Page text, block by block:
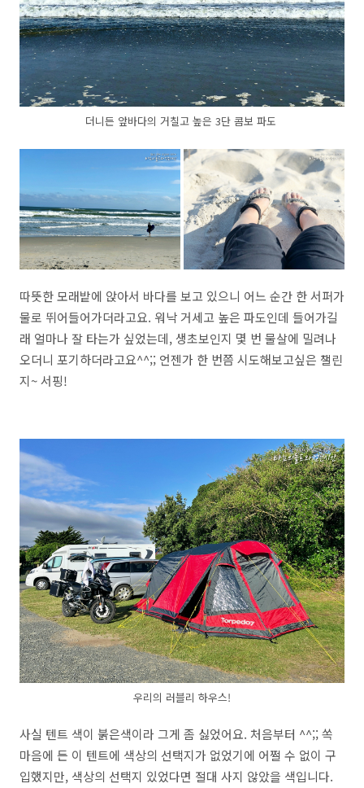
더니든 앞바다의 거칠고 높은 3단 콤보 파도
따뜻한 모래밭에 앉아서 바다를 보고 있으니 어느 순간 한 서퍼가
물로 뛰어들어가더라고요. 워낙 거세고 높은 파도인데 들어가길
래 얼마나 잘 타는가 싶었는데, 생초보인지 몇 번 물살에 밀려나
오더니 포기하더라고요^^;; 언젠가 한 번쯤 시도해보고싶은 챌린
지~ 서핑!
우리의 러블리 하우스!
사실 텐트 색이 붉은색이라 그게 좀 싫었어요. 처음부터 ^^;; 쏙
마음에 든 이 텐트에 색상의 선택지가 없었기에 어쩔 수 없이 구
입했지만, 색상의 선택지 있었다면 절대 사지 않았을 색입니다.